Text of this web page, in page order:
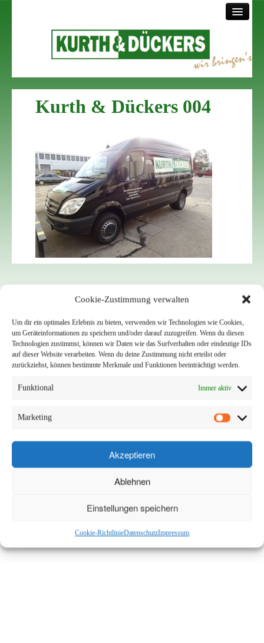
Cookie-Zustimmung verwalten
Um dir ein optimales Erlebnis zu bieten, verwenden wir Technologien wie Cookies,
um Geräteinformationen zu speichern und/oder darauf zuzugreifen. Wenn du diesen
Technologien zustimmst, können wir Daten wie das Surfverhalten oder eindeutige IDs
auf dieser Website verarbeiten. Wenn du deine Zustimmung nicht erteilst oder
zurückziehst, können bestimmte Merkmale und Funktionen beeinträchtigt werden.
Funktional Immer aktiv
Marketing
Akzeptieren
Ablehnen
Einstellungen speichern
Cookie-RichtlinieDatenschutzImpressum
Startseite
Über uns
Sortiment
Lieferservice
News
Kurth & Dückers 004